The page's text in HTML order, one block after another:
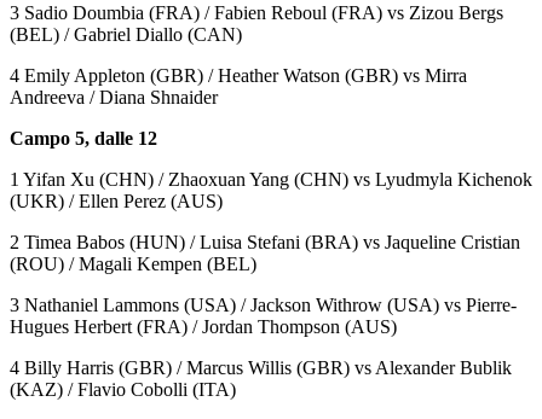
3 Sadio Doumbia (FRA) / Fabien Reboul (FRA) vs Zizou Bergs
(BEL) / Gabriel Diallo (CAN)
4 Emily Appleton (GBR) / Heather Watson (GBR) vs Mirra
Andreeva / Diana Shnaider
Campo 5, dalle 12
1 Yifan Xu (CHN) / Zhaoxuan Yang (CHN) vs Lyudmyla Kichenok
(UKR) / Ellen Perez (AUS)
2 Timea Babos (HUN) / Luisa Stefani (BRA) vs Jaqueline Cristian
(ROU) / Magali Kempen (BEL)
3 Nathaniel Lammons (USA) / Jackson Withrow (USA) vs Pierre-
Hugues Herbert (FRA) / Jordan Thompson (AUS)
4 Billy Harris (GBR) / Marcus Willis (GBR) vs Alexander Bublik
(KAZ) / Flavio Cobolli (ITA)